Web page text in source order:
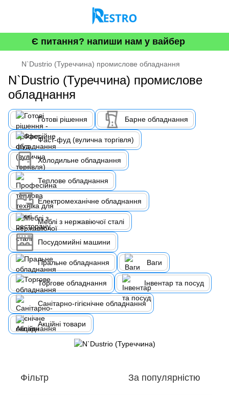
Є питання? напиши нам у вайбер
N`Dustrio (Туреччина) промислове обладнання
N`Dustrio (Туреччина) промислове
обладнання
Готові рішення Барне обладнання
Фаст-фуд (вулична торгівля)
Холодильне обладнання
Теплове обладнання
Електромеханічне обладнання
Меблі з нержавіючої сталі
Посудомийні машини
Пральне обладнання Ваги
Торгове обладнання Інвентар та посуд
Санітарно-гігієнічне обладнання
Акційні товари
Фільтр За популярністю